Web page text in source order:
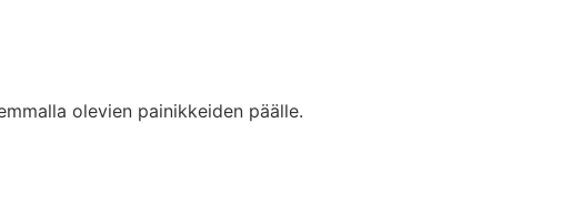
olevien painikkeiden päälle.